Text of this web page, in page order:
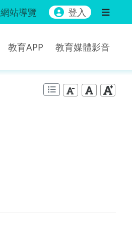
網站導覽 登入
教育APP 教育媒體影音